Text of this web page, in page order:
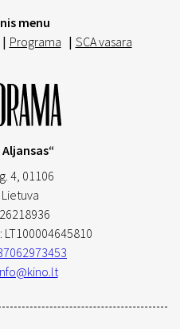
menu
| Programa | SCA vasara
4, 01106
Lietuva
LT100004645810